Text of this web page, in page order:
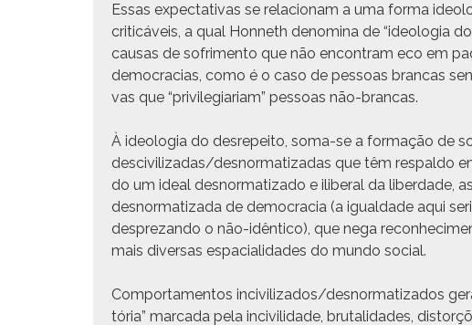
Essas expec­ta­ti­vas se rela­cionam a uma for­ma
crit­icáveis, a qual Hon­neth denom­i­na de “ide­olo­gia
causas de sofri­men­to que não encon­tram eco em
democ­ra­cias, como é o caso de pes­soas bran­cas
vas que “priv­i­le­gia­ri­am” pes­soas não-brancas.
À ide­olo­gia do desrepeito, soma-se a for­mação de
descivilizadas/desnormatizadas que têm respal­do
do um ide­al desnorma­ti­za­do e ilib­er­al da liber­dade,
desnorma­ti­za­da de democ­ra­cia (a igual­dade aqui
desprezan­do o não-idên­ti­co), que nega
mais diver­sas espa­cial­i­dades do mun­do social.
Com­por­ta­men­tos incivilizados/desnormatizados
tória” mar­ca­da pela incivil­i­dade, bru­tal­i­dades,